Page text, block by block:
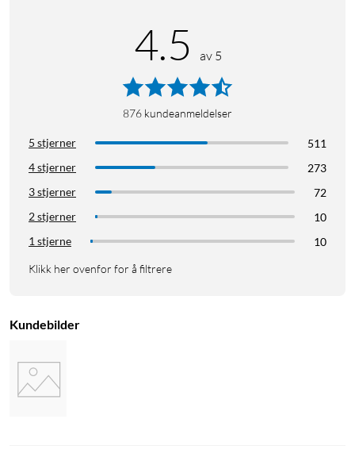
4.5 av 5
876 kundeanmeldelser
5 stjerner
511
4 stjerner
273
3 stjerner
72
2 stjerner
10
1 stjerne
10
Klikk her ovenfor for å filtrere
Kundebilder